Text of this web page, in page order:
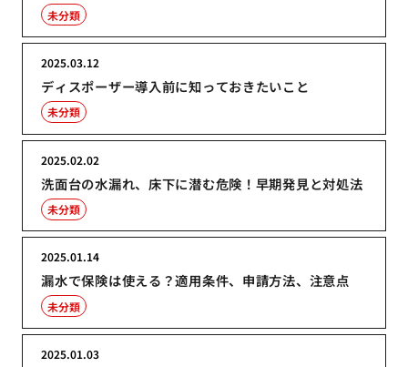
未分類
ディスポーザー導入前に知っておきたいこと
2025.03.12
未分類
洗面台の水漏れ、床下に潜む危険！早期発見と対処法
2025.02.02
未分類
漏水で保険は使える？適用条件、申請方法、注意点
2025.01.14
未分類
2025.01.03